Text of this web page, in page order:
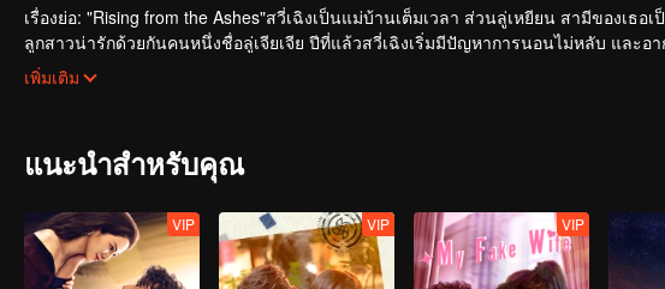
เรื่องย่อ: "Rising from the Ashes"สวี่เฉิงเป็นแม่บ้านเต็มเวลา ส่วนลู่เหยียน สามีของเธ
ลูกสาวน่ารักด้วยกันคนหนึ่งชื่อลู่เจียเจีย ปีที่แล้วสวี่เฉิงเริ่มมีปัญหาการนอนไม่หลับ และอ
ทำร้ายคนอื่น แต่แล้วอุบัติเหตุรถยนต์ครั้งหนึ่งก็เปลี่ยนแปลงชีวิตแต่งงานที่ดูเหมือนจะสม
เพิ่มเติม
แนะนำสำหรับคุณ
VIP VIP VIP